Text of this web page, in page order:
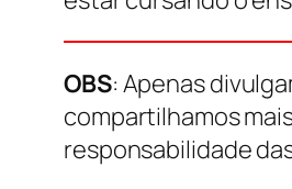
OBS: Apenas
compartilhamos
responsabilidade